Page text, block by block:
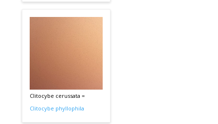
Clitocybe cerussata =
Clitocybe phyllophila